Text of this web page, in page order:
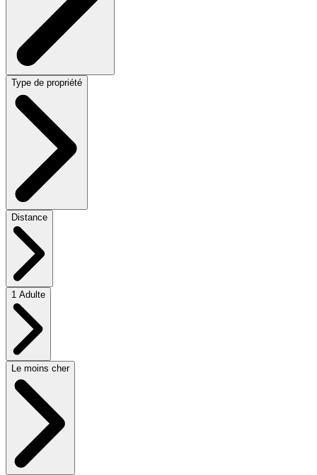
Type de propriété
Distance
1 Adulte
Le moins cher